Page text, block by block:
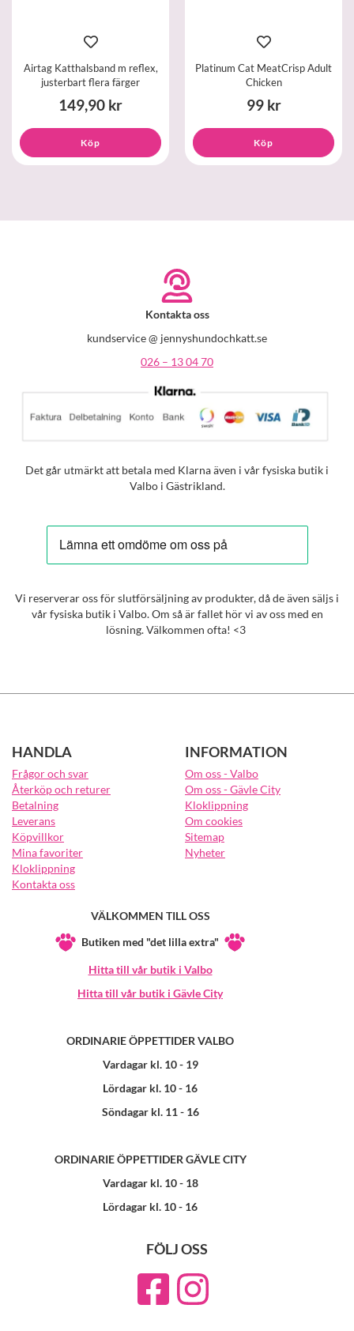
Airtag Katthalsband m reflex,
justerbart flera färger
149,90 kr
Köp
Platinum Cat MeatCrisp Adult
Chicken
99 kr
Köp
Kontakta oss
kundservice @ jennyshundochkatt.se
026 – 13 04 70
Det går utmärkt att betala med Klarna även i vår fysiska butik i
Valbo i Gästrikland.
Vi reserverar oss för slutförsäljning av produkter, då de även säljs i
vår fysiska butik i Valbo. Om så är fallet hör vi av oss med en
lösning. Välkommen ofta! <3
HANDLA
Frågor och svar
Återköp och returer
Betalning
Leverans
Köpvillkor
Mina favoriter
Kloklippning
Kontakta oss
INFORMATION
Om oss - Valbo
Om oss - Gävle City
Kloklippning
Om cookies
Sitemap
Nyheter
VÄLKOMMEN TILL OSS
Butiken med "det lilla extra"
Hitta till vår butik i Valbo
Hitta till vår butik i Gävle City
ORDINARIE ÖPPETTIDER VALBO
Vardagar kl. 10 - 19
Lördagar kl. 10 - 16
Söndagar kl. 11 - 16
ORDINARIE ÖPPETTIDER GÄVLE CITY
Vardagar kl. 10 - 18
Lördagar kl. 10 - 16
FÖLJ OSS